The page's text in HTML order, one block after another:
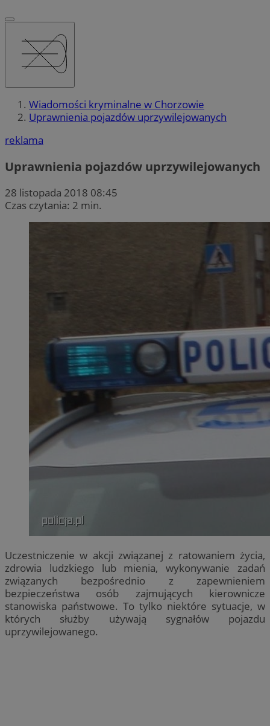
Wiadomości kryminalne w Chorzowie
Uprawnienia pojazdów uprzywilejowanych
reklama
Uprawnienia pojazdów uprzywilejowanych
28 listopada 2018 08:45
Czas czytania: 2 min.
Uczestniczenie w akcji związanej z ratowaniem życia,
zdrowia ludzkiego lub mienia, wykonywanie zadań
związanych bezpośrednio z zapewnieniem
bezpieczeństwa osób zajmujących kierownicze
stanowiska państwowe. To tylko niektóre sytuacje, w
których służby używają sygnałów pojazdu
uprzywilejowanego.